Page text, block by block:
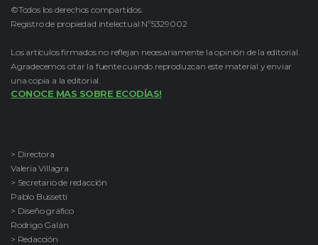
©Todos los derechos compartidos.
Registro de propiedad intelectual Nº5329002
Los artículos firmados no reflejan necesariamente la opinión de la editorial.
Agradecemos citar la fuente cuando reproduzcan este material y enviar
una copia a la editorial.
CONOCE MAS SOBRE ECODÍAS!
> Directora
Valeria Villagra
> Secretario de redacción
Pablo Bussetti
> Diseño gráfico
Rodrigo Galán
> Redacción